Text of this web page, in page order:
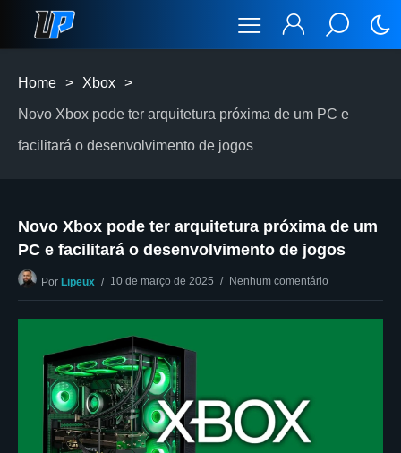
Home > Xbox >
Novo Xbox pode ter arquitetura próxima de um PC e
facilitará o desenvolvimento de jogos
Novo Xbox pode ter arquitetura próxima de um
PC e facilitará o desenvolvimento de jogos
Por Lipeux 10 de março de 2025 Nenhum comentário